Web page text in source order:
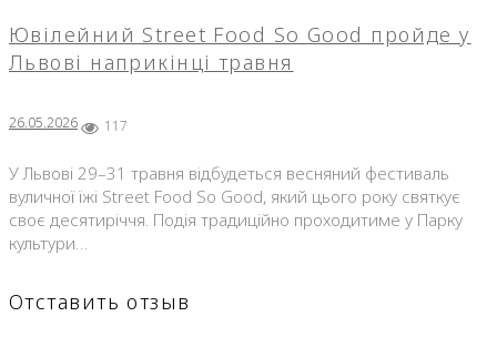
Ювілейний Street Food So Good пройде у
Львові наприкінці травня
26.05.2026 117
У Львові 29–31 травня відбудеться весняний фестиваль
вуличної їжі Street Food So Good, який цього року святкує
своє десятиріччя. Подія традиційно проходитиме у Парку
культури…
Отставить отзыв